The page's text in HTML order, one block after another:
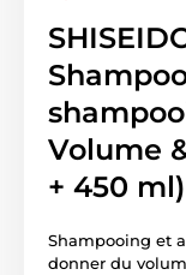
Volume
+ 450 ml)
Shampooing et
donner du